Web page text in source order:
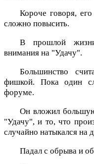
Короче говоря,
сложно повысить.
В прошлой
внимания на "Удачу".
Большинство
фишкой. Пока один
форуме.
Он вложил
"Удачу", и то, что
случайно натыкался на
Падал с обрыва и